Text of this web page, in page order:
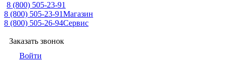
8 (800) 505-23-91
8 (800) 505-23-91Магазин
8 (800) 505-26-94Сервис
Заказать звонок
Войти